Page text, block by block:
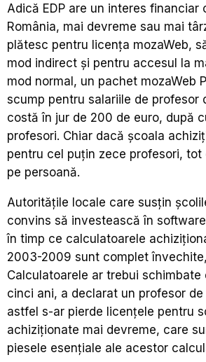
Adică EDP are un interes financiar
România, mai devreme sau mai
plătesc pentru licența mozaWeb,
mod indirect și pentru accesul la
mod normal, un pachet mozaWeb
scump pentru salariile de profesor
costă în jur de 200 de euro, după
profesori. Chiar dacă școala
pentru cel puțin zece profesori, tot
pe persoană.
Autoritățile locale care susțin
convins să investească în
în timp ce calculatoarele
2003-2009 sunt complet
Calculatoarele ar trebui schimbate
cinci ani, a declarat un profesor
astfel s-ar pierde licențele pentru
achiziționate mai devreme, care
piesele esențiale ale acestor